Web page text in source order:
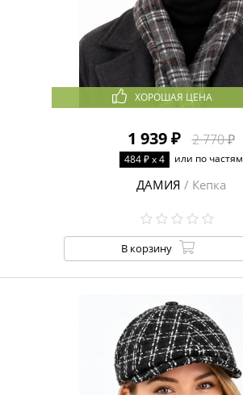
ХОРОШАЯ ЦЕНА
1 939 ₽ 2 770 ₽
484 ₽ x 4 или по частям
ДАМИЯ / Кепка
В корзину